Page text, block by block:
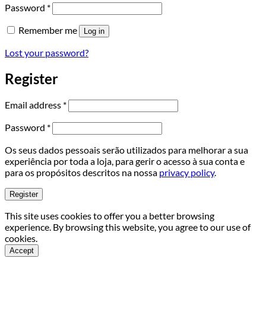
Password *Required
Remember me Log in
Lost your password?
Register
Email address *Required
Password *Required
Os seus dados pessoais serão utilizados para melhorar a sua
experiência por toda a loja, para gerir o acesso à sua conta e
para os propósitos descritos na nossa privacy policy.
Register
This site uses cookies to offer you a better browsing
experience. By browsing this website, you agree to our use of
cookies.
Accept